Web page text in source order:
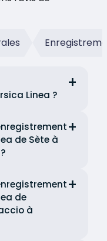
Linea ?
de Sète à
de
à